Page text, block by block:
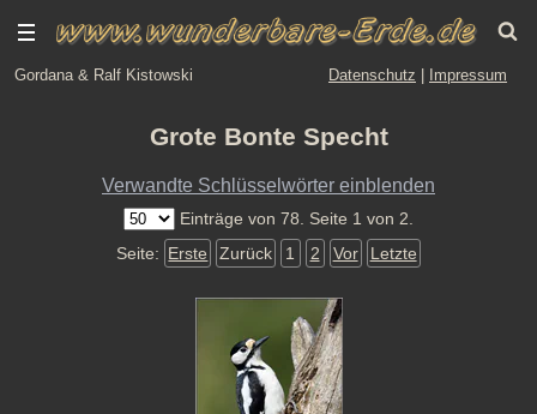
Gordana & Ralf Kistowski Datenschutz Impressum
Grote Bonte Specht
Verwandte Schlüsselwörter einblenden
Einträge von 78. Seite 1 von 2.
Seite: Erste Zurück 1 2 Vor Letzte